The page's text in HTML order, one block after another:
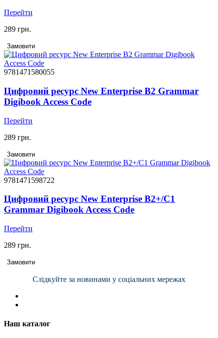
Перейти
289 грн.
Замовити
9781471580055
Цифровий ресурс New Enterprise B2 Grammar
Digibook Access Code
Перейти
289 грн.
Замовити
9781471598722
Цифровий ресурс New Enterprise B2+/C1
Grammar Digibook Access Code
Перейти
289 грн.
Замовити
Слідкуйте за новинами у соціальних мережах
Наш каталог